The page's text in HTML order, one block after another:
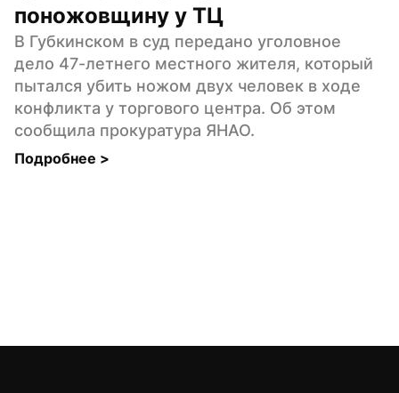
поножовщину у ТЦ
В Губкинском в суд передано уголовное
дело 47-летнего местного жителя, который
пытался убить ножом двух человек в ходе
конфликта у торгового центра. Об этом
сообщила прокуратура ЯНАО.
Подробнее >